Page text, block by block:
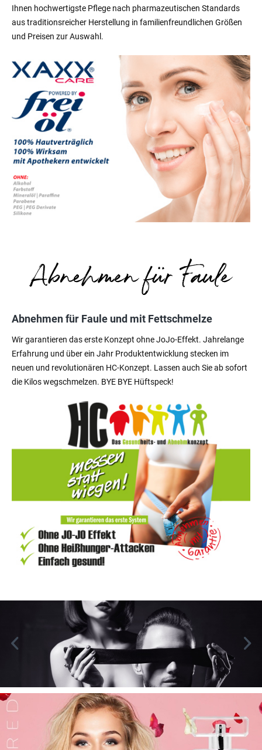
Ihnen hochwertigste Pflege nach pharmazeutischen Standards
aus traditionsreicher Herstellung in familienfreundlichen Größen
und Preisen zur Auswahl.
Abnehmen für Faule und mit Fettschmelze
Wir garantieren das erste Konzept ohne JoJo-Effekt. Jahrelange
Erfahrung und über ein Jahr Produktentwicklung stecken im
neuen und revolutionären HC-Konzept. Lassen auch Sie ab sofort
die Kilos wegschmelzen. BYE BYE Hüftspeck!